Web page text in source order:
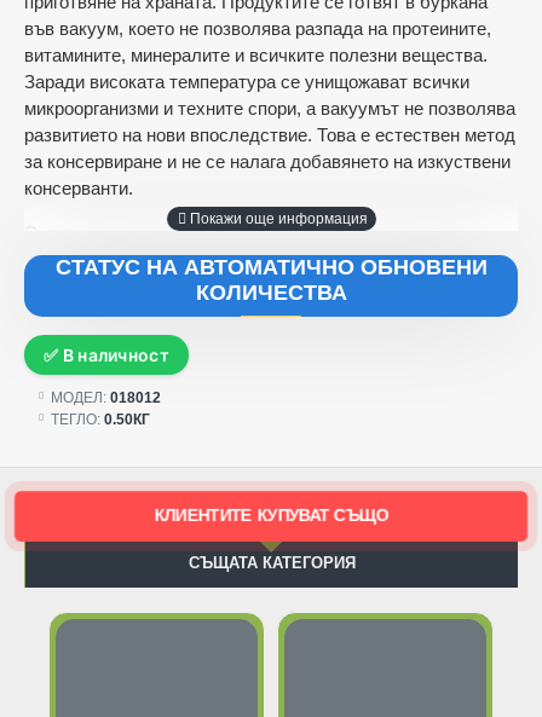
във вакуум, което не позволява разпада на протеините,
витамините, минералите и всичките полезни вещества.
Заради високата температура се унищожават всички
микроорганизми и техните спори, а вакуумът не позволява
развитието на нови впоследствие. Това е естествен метод
за консервиране и не се налага добавянето на изкуствени
консерванти.
Състав:
Свинско шкембе 22% -богато на колаген, глюкозамин и
други съеднинения, които подпомагат здравето на ставите
и хрущялите при кучетата. Подходящо за поддържане на
еластичността на кожата и здравината на съединителната
които допринасят за добрата кондиция и повишаване на
усвояемост е отличен източник на животински протеин за
активни и възстановяващи се кучета.
РР, Е, тиамин, рибофлавин и фолиева киселина. Голям
набор от минерали – калций, магнезий, натрий, желязо,
фосфор, манган, селен, цинк, мед и йод. Сърцето също
така подпомага сърдечно съдовата функция, укрепва
СТАТУС НА АВТОМАТИЧНО ОБНОВЕНИ
КОЛИЧЕСТВА
✅ В наличност
МОДЕЛ: 018012
ТЕГЛО: 0.50КГ
КЛИЕНТИТЕ КУПУВАТ СЪЩО
СЪЩАТА КАТЕГОРИЯ